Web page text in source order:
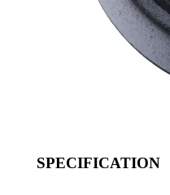
SPECIFICATION